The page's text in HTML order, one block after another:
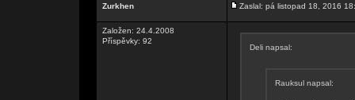
Zurkhen Zaslal: pá listopad 18, 2016
Založen: 24.4.2008
Příspěvky: 92
Deli napsal:
Rauksul napsal: